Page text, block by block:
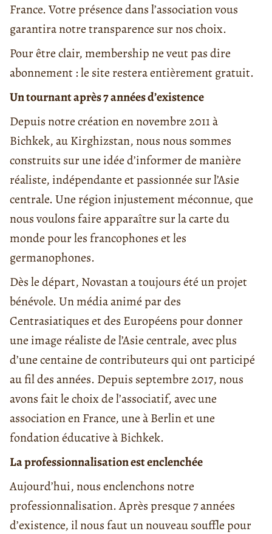
France. Votre présence dans l’association vous
garantira notre transparence sur nos choix.
Pour être clair, membership ne veut pas dire
abonnement : le site restera entièrement gratuit.
Un tournant après 7 années d’existence
Depuis notre création en novembre 2011 à
Bichkek, au Kirghizstan, nous nous sommes
construits sur une idée d’informer de manière
réaliste, indépendante et passionnée sur l’Asie
centrale. Une région injustement méconnue, que
nous voulons faire apparaître sur la carte du
monde pour les francophones et les
germanophones.
Dès le départ, Novastan a toujours été un projet
bénévole. Un média animé par des
Centrasiatiques et des Européens pour donner
une image réaliste de l’Asie centrale, avec plus
d’une centaine de contributeurs qui ont participé
au fil des années. Depuis septembre 2017, nous
avons fait le choix de l’associatif, avec une
association en France, une à Berlin et une
fondation éducative à Bichkek.
La professionnalisation est enclenchée
Aujourd’hui, nous enclenchons notre
professionnalisation. Après presque 7 années
d’existence, il nous faut un nouveau souffle pour